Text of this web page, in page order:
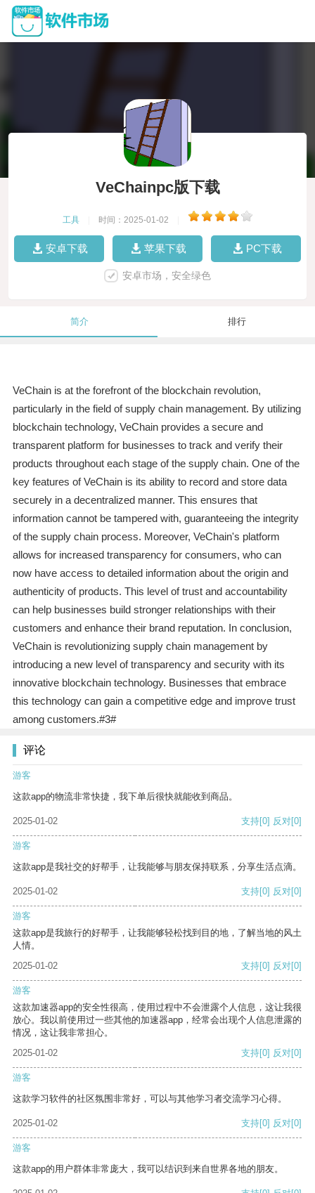
VeChainpc版下载
工具 时间：2025-01-02
安卓下载 苹果下载 PC下载
安卓市场，安全绿色
简介 排行
VeChain is at the forefront of the blockchain revolution,
particularly in the field of supply chain management. By utilizing
blockchain technology, VeChain provides a secure and
transparent platform for businesses to track and verify their
products throughout each stage of the supply chain. One of the
key features of VeChain is its ability to record and store data
securely in a decentralized manner. This ensures that
information cannot be tampered with, guaranteeing the integrity
of the supply chain process. Moreover, VeChain's platform
allows for increased transparency for consumers, who can
now have access to detailed information about the origin and
authenticity of products. This level of trust and accountability
can help businesses build stronger relationships with their
customers and enhance their brand reputation. In conclusion,
VeChain is revolutionizing supply chain management by
introducing a new level of transparency and security with its
innovative blockchain technology. Businesses that embrace
this technology can gain a competitive edge and improve trust
among customers.#3#
评论
游客
这款app的物流非常快捷，我下单后很快就能收到商品。
2025-01-02 支持[0] 反对[0]
游客
这款app是我社交的好帮手，让我能够与朋友保持联系，分享生活点滴。
2025-01-02 支持[0] 反对[0]
游客
这款app是我旅行的好帮手，让我能够轻松找到目的地，了解当地的风土
人情。
2025-01-02
支持[0] 反对[0]
游客
这款加速器app的安全性很高，使用过程中不会泄露个人信息，这让我很
放心。我以前使用过一些其他的加速器app，经常会出现个人信息泄露的
情况，这让我非常担心。
2025-01-02
支持[0] 反对[0]
游客
这款学习软件的社区氛围非常好，可以与其他学习者交流学习心得。
2025-01-02 支持[0] 反对[0]
游客
这款app的用户群体非常庞大，我可以结识到来自世界各地的朋友。